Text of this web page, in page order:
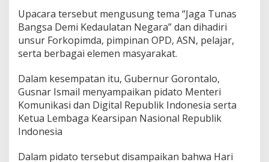
i
t
a
n
N
s
i
o
n
a
i
Upacara tersebut mengusung tema “Jaga Tunas
Bangsa Demi Kedaulatan Negara” dan dihadiri
unsur Forkopimda, pimpinan OPD, ASN, pelajar,
serta berbagai elemen masyarakat.
Dalam kesempatan itu, Gubernur Gorontalo,
Gusnar Ismail menyampaikan pidato Menteri
Komunikasi dan Digital Republik Indonesia serta
Ketua Lembaga Kearsipan Nasional Republik
Indonesia
Dalam pidato tersebut disampaikan bahwa Hari